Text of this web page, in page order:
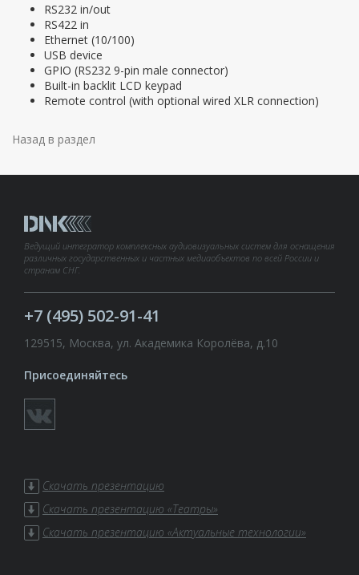
RS232 in/out
RS422 in
Ethernet (10/100)
USB device
GPIO (RS232 9-pin male connector)
Built-in backlit LCD keypad
Remote control (with optional wired XLR connection)
Назад в раздел
Ведущий интегратор комплексных аудиовизуальных систем для оснащения
различных государственных и частных медиаобъектов по всей России и
странам СНГ.
+7 (495) 502-91-41
129515, Москва, ул. Академика Королёва, д.10
Присоединяйтесь
Скачать презентацию
Скачать презентацию «Театры»
Скачать презентацию «Актуальные технологии»